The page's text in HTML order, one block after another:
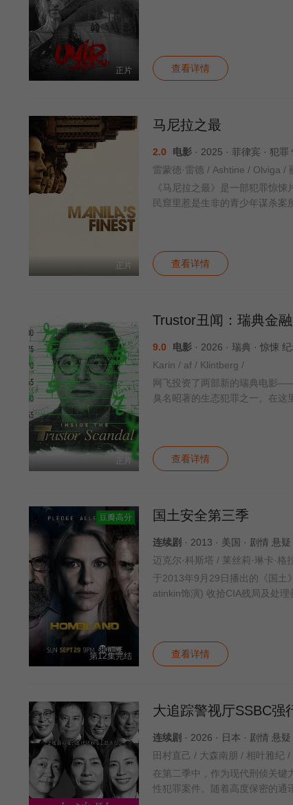
正片 查看详情
正片
马尼拉之最
2.0 电影 · 2025 · 菲律宾 · 犯
雷蒙德·雷德 / Ashtine / Olviga /
《马尼拉之最》是一部犯罪惊
民窟里惹是生非的青少年谋杀案
查看详情
正片
Trustor丑闻：瑞典金
9.0 电影 · 2026 · 瑞典 · 惊悚
Karin / af / Klintberg /
网飞投资了两部新的瑞典电影
臭名昭著的生态犯罪之一。在这
查看详情
豆瓣高分
第12集完结
国土安全第三季
连续剧 · 2013 · 美国 · 剧情 悬
迈克尔·科斯塔 / 莱丝莉·琳卡·
于2013年9月29日播出的《国
atinkin饰演) 收拾CIA残局及处理
查看详情
大追踪警视厅SSBC强
连续剧 · 2026 · 日本 · 剧情 悬
田村直己 / 大森南朋 / 相叶雅纪
在第二季中，作为现代刑侦关键
性犯罪案件。随着高度保密的通